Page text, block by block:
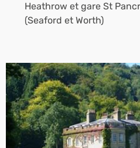
Heathrow et gare St
(Seaford et Worth)